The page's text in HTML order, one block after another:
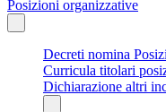
Posizioni organizzative
Decreti nomina
Curricula titolari
Dichiarazione altri